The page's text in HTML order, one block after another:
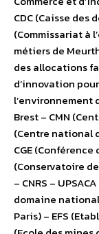
CDC (Caisse des
(Commissariat à
métiers de
des allocations
d’innovation
l’environnement
Brest – CMN
(Centre national
CGE (Conférence
(Conservatoire
– CNRS –
domaine
Paris) – EFS